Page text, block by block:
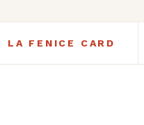
LA FENICE CARD